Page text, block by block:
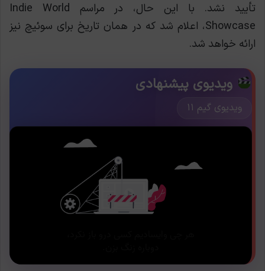
تأیید نشد. با این حال، در مراسم Indie World
Showcase، اعلام شد که در همان تاریخ برای سوئیچ نیز
ارائه خواهد شد.
ویدیوی پیشنهادی
ویدیوی گیم ۱۱